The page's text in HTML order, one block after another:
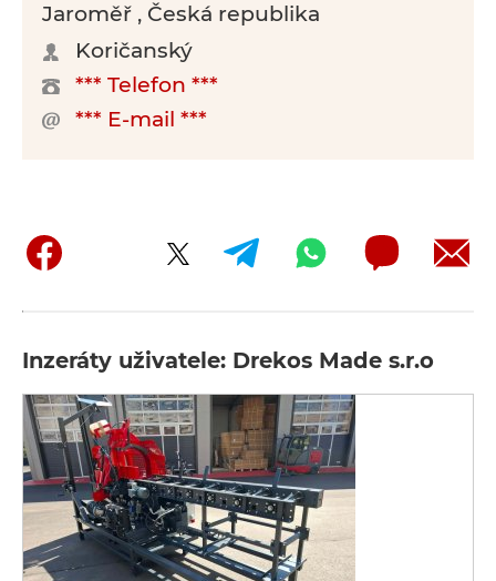
Jaroměř , Česká republika
Koričanský
*** Telefon ***
*** E-mail ***
Inzeráty uživatele: Drekos Made s.r.o